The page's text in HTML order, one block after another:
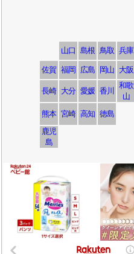
山口 島根 鳥取 兵庫
佐賀 福岡 広島 岡山 大阪
長崎 大分 愛媛 香川
和歌
山
熊本 宮崎 高知 徳島
鹿児
島